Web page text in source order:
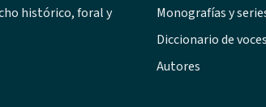
histórico, foral y
Monografías y
Diccionario de voces
Autores